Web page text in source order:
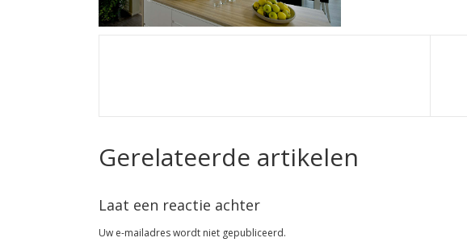
Gerelateerde artikelen
Laat een reactie achter
Uw e-mailadres wordt niet gepubliceerd.